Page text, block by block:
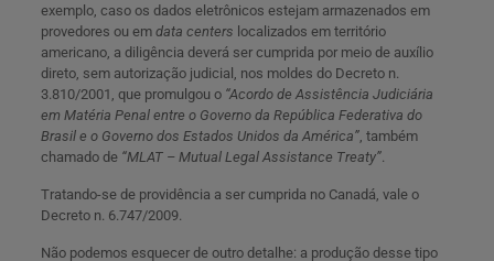
exemplo, caso os dados eletrônicos estejam armazenados em
provedores ou em data centers localizados em território
americano, a diligência deverá ser cumprida por meio de auxílio
direto, sem autorização judicial, nos moldes do Decreto n.
3.810/2001, que promulgou o “Acordo de Assistência Judiciária
em Matéria Penal entre o Governo da República Federativa do
Brasil e o Governo dos Estados Unidos da América”, também
chamado de “MLAT – Mutual Legal Assistance Treaty”.
Tratando-se de providência a ser cumprida no Canadá, vale o
Decreto n. 6.747/2009.
Não podemos esquecer de outro detalhe: a produção desse tipo